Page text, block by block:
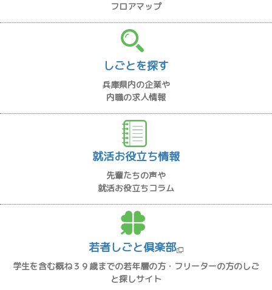
フロアマップ
しごとを探す
兵庫県内の企業や
内職の求人情報
就活お役立ち情報
先輩たちの声や
就活お役立ちコラム
若者しごと倶楽部
学生を含む概ね３９歳までの若年層の方・フリーターの方のしご
と探しサイト